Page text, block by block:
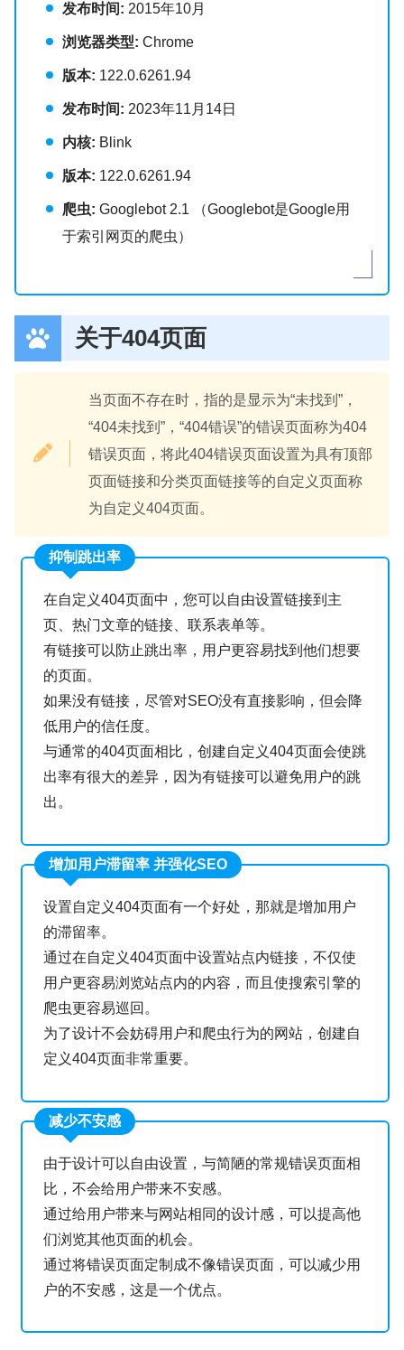
发布时间: 2015年10月
浏览器类型: Chrome
版本: 122.0.6261.94
发布时间: 2023年11月14日
内核: Blink
版本: 122.0.6261.94
爬虫: Googlebot 2.1 （Googlebot是Google用
于索引网页的爬虫）
关于404页面
当页面不存在时，指的是显示为“未找到”，
“404未找到”，“404错误”的错误页面称为404
错误页面，将此404错误页面设置为具有顶部
页面链接和分类页面链接等的自定义页面称
为自定义404页面。
抑制跳出率
在自定义404页面中，您可以自由设置链接到主
页、热门文章的链接、联系表单等。
有链接可以防止跳出率，用户更容易找到他们想要
的页面。
如果没有链接，尽管对SEO没有直接影响，但会降
低用户的信任度。
与通常的404页面相比，创建自定义404页面会使跳
出率有很大的差异，因为有链接可以避免用户的跳
出。
增加用户滞留率 并强化SEO
设置自定义404页面有一个好处，那就是增加用户
的滞留率。
通过在自定义404页面中设置站点内链接，不仅使
用户更容易浏览站点内的内容，而且使搜索引擎的
爬虫更容易巡回。
为了设计不会妨碍用户和爬虫行为的网站，创建自
定义404页面非常重要。
减少不安感
由于设计可以自由设置，与简陋的常规错误页面相
比，不会给用户带来不安感。
通过给用户带来与网站相同的设计感，可以提高他
们浏览其他页面的机会。
通过将错误页面定制成不像错误页面，可以减少用
户的不安感，这是一个优点。